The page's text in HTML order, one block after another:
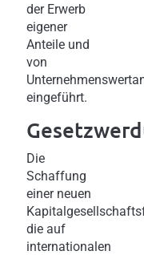
der Erwerb
eigener
Anteile und
von
eingeführt.
Die
Schaffung
einer neuen
die auf
internationalen